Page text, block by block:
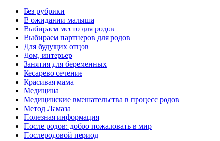
Без рубрики
В ожидании малыша
Выбираем место для родов
Выбираем партнеров для родов
Для будущих отцов
Дом, интерьер
Занятия для беременных
Кесарево сечение
Красивая мама
Медицина
Медицинские вмешательства в процесс родов
Метод Ламаза
Полезная информация
После родов: добро пожаловать в мир
Послеродовой период